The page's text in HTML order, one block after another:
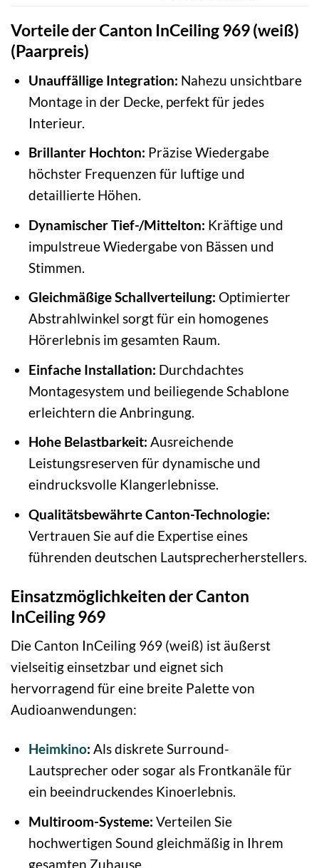
Vorteile der Canton InCeiling 969 (weiß)
(Paarpreis)
Unauffällige Integration: Nahezu unsichtbare
Montage in der Decke, perfekt für jedes
Interieur.
Brillanter Hochton: Präzise Wiedergabe
höchster Frequenzen für luftige und
detaillierte Höhen.
Dynamischer Tief-/Mittelton: Kräftige und
impulstreue Wiedergabe von Bässen und
Stimmen.
Gleichmäßige Schallverteilung: Optimierter
Abstrahlwinkel sorgt für ein homogenes
Hörerlebnis im gesamten Raum.
Einfache Installation: Durchdachtes
Montagesystem und beiliegende Schablone
erleichtern die Anbringung.
Hohe Belastbarkeit: Ausreichende
Leistungsreserven für dynamische und
eindrucksvolle Klangerlebnisse.
Qualitätsbewährte Canton-Technologie:
Vertrauen Sie auf die Expertise eines
führenden deutschen Lautsprecherherstellers.
Einsatzmöglichkeiten der Canton
InCeiling 969
Die Canton InCeiling 969 (weiß) ist äußerst
vielseitig einsetzbar und eignet sich
hervorragend für eine breite Palette von
Audioanwendungen:
Heimkino: Als diskrete Surround-
Lautsprecher oder sogar als Frontkanäle für
ein beeindruckendes Kinoerlebnis.
Multiroom-Systeme: Verteilen Sie
hochwertigen Sound gleichmäßig in Ihrem
gesamten Zuhause.